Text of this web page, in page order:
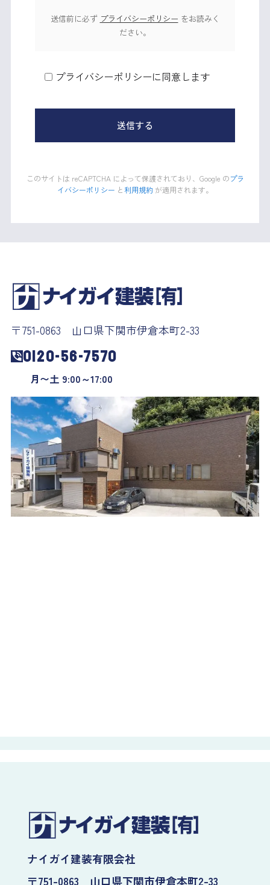
送信前に必ず プライバシーポリシー をお読みく
ださい。
プライバシーポリシーに同意します
送信する
このサイトは reCAPTCHA によって保護されており、Google のプラ
イバシーポリシー と利用規約 が適用されます。
〒751-0863 山口県下関市伊倉本町2-33
0120-56-7570
月〜土 9:00～17:00
ナイガイ建装有限会社
〒751-0863 山口県下関市伊倉本町2-33